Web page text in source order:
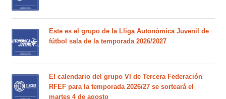
Este es el grupo de la Lliga Autonòmica Juvenil de
fútbol sala de la temporada 2026/2027
El calendario del grupo VI de Tercera Federación
RFEF para la temporada 2026/27 se sorteará el
martes 4 de agosto